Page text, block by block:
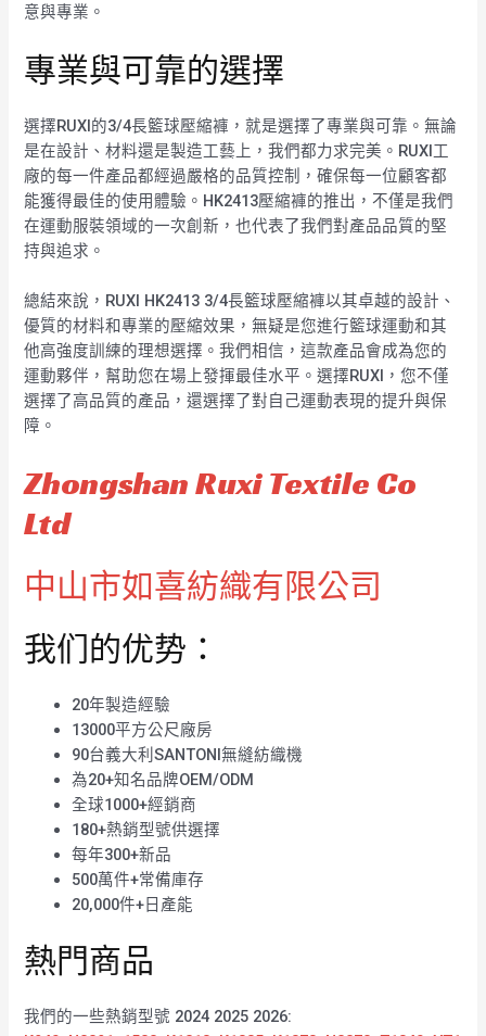
意與專業。
專業與可靠的選擇
選擇RUXI的3/4長籃球壓縮褲，就是選擇了專業與可靠。無論
是在設計、材料還是製造工藝上，我們都力求完美。RUXI工
廠的每一件產品都經過嚴格的品質控制，確保每一位顧客都
能獲得最佳的使用體驗。HK2413壓縮褲的推出，不僅是我們
在運動服裝領域的一次創新，也代表了我們對產品品質的堅
持與追求。
總結來說，RUXI HK2413 3/4長籃球壓縮褲以其卓越的設計、
優質的材料和專業的壓縮效果，無疑是您進行籃球運動和其
他高強度訓練的理想選擇。我們相信，這款產品會成為您的
運動夥伴，幫助您在場上發揮最佳水平。選擇RUXI，您不僅
選擇了高品質的產品，還選擇了對自己運動表現的提升與保
障。
Zhongshan Ruxi Textile Co
Ltd
中山市如喜紡織有限公司
我们的优势：
20年製造經驗
13000平方公尺廠房
90台義大利SANTONI無縫紡織機
為20+知名品牌OEM/ODM
全球1000+經銷商
180+熱銷型號供選擇
每年300+新品
500萬件+常備庫存
20,000件+日產能
熱門商品
我們的一些熱銷型號 2024 2025 2026: